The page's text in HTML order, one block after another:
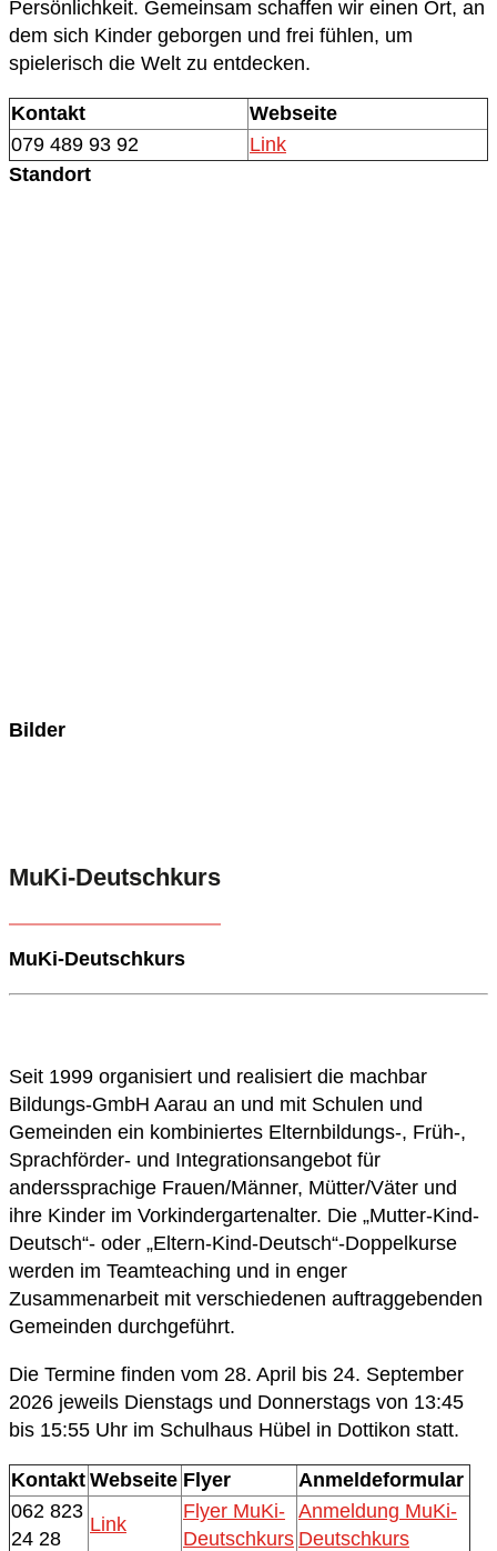
Persönlichkeit. Gemeinsam schaffen wir einen Ort, an
dem sich Kinder geborgen und frei fühlen, um
spielerisch die Welt zu entdecken.
Kontakt
Webseite
079 489 93 92
Link
Standort
Bilder
MuKi-Deutschkurs
MuKi-Deutschkurs
Seit 1999 organisiert und realisiert die machbar
Bildungs-GmbH Aarau an und mit Schulen und
Gemeinden ein kombiniertes Elternbildungs-, Früh-,
Sprachförder- und Integrationsangebot für
anderssprachige Frauen/Männer, Mütter/Väter und
ihre Kinder im Vorkindergartenalter. Die „Mutter-Kind-
Deutsch“- oder „Eltern-Kind-Deutsch“-Doppelkurse
werden im Teamteaching und in enger
Zusammenarbeit mit verschiedenen auftraggebenden
Gemeinden durchgeführt.
Die Termine finden vom 28. April bis 24. September
2026 jeweils Dienstags und Donnerstags von 13:45
bis 15:55 Uhr im Schulhaus Hübel in Dottikon statt.
Kontakt Webseite Flyer
Anmeldeformular
062 823
24 28
Link
Flyer MuKi-
Deutschkurs
Anmeldung MuKi-
Deutschkurs